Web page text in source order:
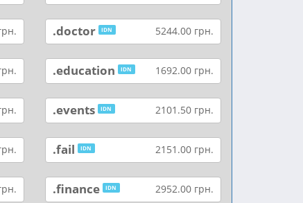
.doctor IDN 5244.00 грн.
.education IDN 1692.00 грн.
.events IDN 2101.50 грн.
.fail IDN 2151.00 грн.
.finance IDN 2952.00 грн.